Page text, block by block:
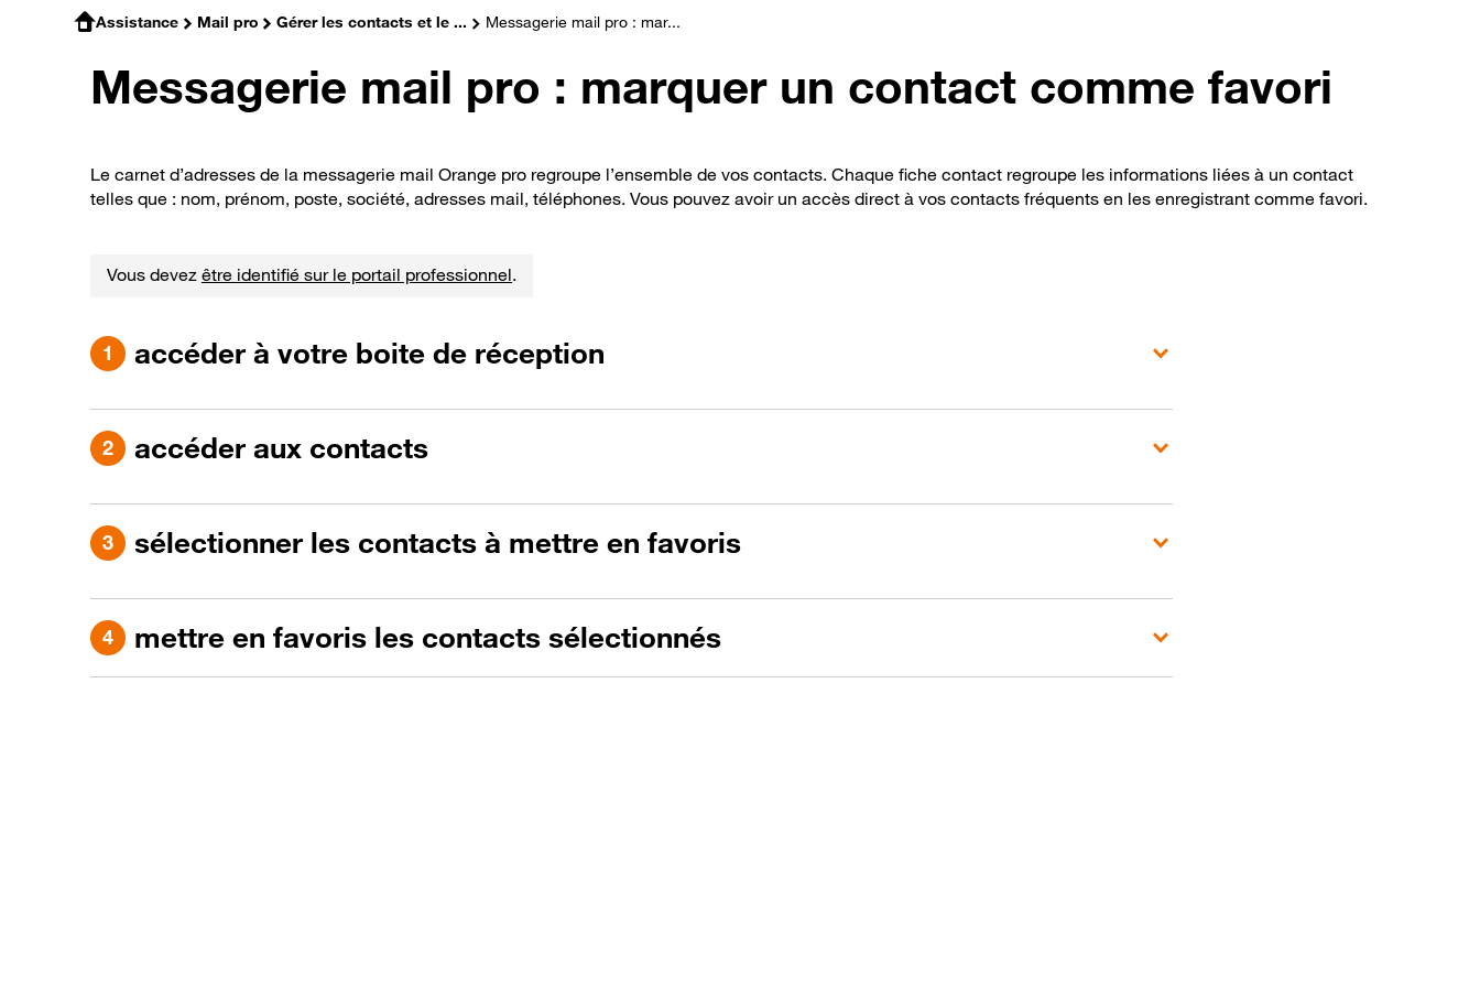
Assistance Mail pro Gérer les contacts et le ... Messagerie mail pro : mar...
Messagerie mail pro : marquer un contact comme favori
Le carnet d’adresses de la messagerie mail Orange pro regroupe l’ensemble de vos contacts. Chaque fiche contact regroupe les informations liées à un contact
telles que : nom, prénom, poste, société, adresses mail, téléphones. Vous pouvez avoir un accès direct à vos contacts fréquents en les enregistrant comme favori.
Vous devez être identifié sur le portail professionnel.
accéder à votre boite de réception
accéder aux contacts
sélectionner les contacts à mettre en favoris
mettre en favoris les contacts sélectionnés